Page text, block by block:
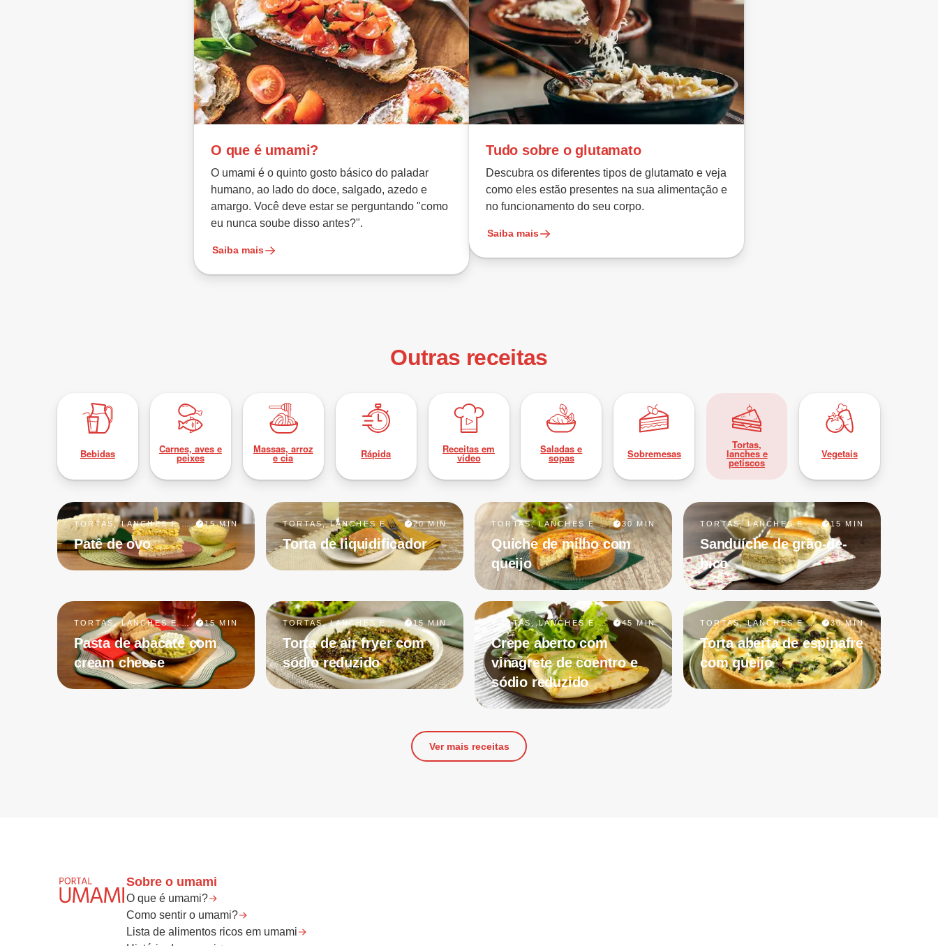
O que é umami?
O umami é o quinto gosto básico do paladar
humano, ao lado do doce, salgado, azedo e
amargo. Você deve estar se perguntando "como
eu nunca soube disso antes?".
Saiba mais
Tudo sobre o glutamato
Descubra os diferentes tipos de glutamato e veja
como eles estão presentes na sua alimentação e
no funcionamento do seu corpo.
Saiba mais
Outras receitas
Bebidas Carnes, aves e
peixes
Massas, arroz
e cia Rápida Receitas em
vídeo
Saladas e
sopas Sobremesas
Tortas,
lanches e
petiscos
Vegetais
TORTAS, LANCHES E PETISCOS 15 MIN
Patê de ovo
TORTAS, LANCHES E PETISCOS 20 MIN
Torta de liquidificador
TORTAS, LANCHES E PETISCOS 30 MIN
Quiche de milho com
queijo
TORTAS, LANCHES E PETISCOS 15 MIN
Sanduíche de grão-de-
bico
TORTAS, LANCHES E PETISCOS 15 MIN
Pasta de abacate com
cream cheese
TORTAS, LANCHES E PETISCOS 15 MIN
Torta de air fryer com
sódio reduzido
TORTAS, LANCHES E PETISCOS 45 MIN
Crepe aberto com
vinagrete de coentro e
sódio reduzido
TORTAS, LANCHES E PETISCOS 30 MIN
Torta aberta de espinafre
com queijo
Ver mais receitas
Sobre o umami
O que é umami?
Como sentir o umami?
Lista de alimentos ricos em umami